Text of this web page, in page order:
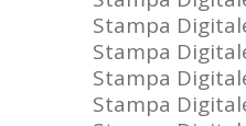
Stampa
Stampa
Stampa
Stampa